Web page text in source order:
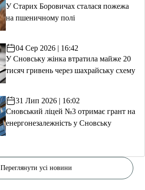
У Старих Боровичах сталася пожежа
на пшеничному полі
04 Сер 2026 | 16:42
У Сновську жінка втратила майже 20
тисяч гривень через шахрайську схему
31 Лип 2026 | 16:02
Сновський ліцей №3 отримає грант на
енергонезалежність у Сновську
Переглянути усі новини